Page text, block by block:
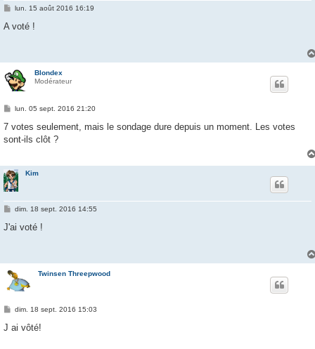
M
s
lun. 15 août 2016 16:19
A voté !
Blondex
Modérateur
M
s
a
lun. 05 sept. 2016 21:20
7 votes seulement, mais le sondage dure depuis un moment. Les votes
sont-ils clôt ?
Kim
M
s
dim. 18 sept. 2016 14:55
J'ai voté !
Twinsen Threepwood
M
s
dim. 18 sept. 2016 15:03
J ai vôté!